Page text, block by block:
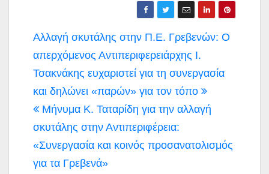
Πλοήγηση
άρθρων
Αλλαγή σκυτάλης στην Π.Ε. Γρεβενών: Ο
απερχόμενος Αντιπεριφερειάρχης Ι.
Τσακνάκης ευχαριστεί για τη συνεργασία
και δηλώνει «παρών» για τον τόπο
Μήνυμα Κ. Ταταρίδη για την αλλαγή
σκυτάλης στην Αντιπεριφέρεια:
«Συνεργασία και κοινός προσανατολισμός
για τα Γρεβενά»